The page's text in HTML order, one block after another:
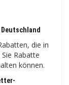
die in
Rabatte
können.